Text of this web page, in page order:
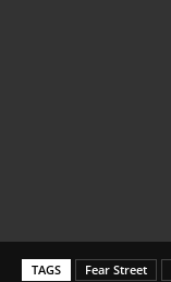
TAGS Fear Street